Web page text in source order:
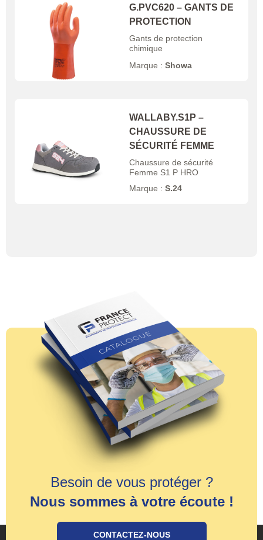
G.PVC620 – GANTS DE
PROTECTION
Gants de protection
chimique
Marque :Showa
WALLABY.S1P –
CHAUSSURE DE
SÉCURITÉ FEMME
Chaussure de sécurité
Femme S1 P HRO
Marque :S.24
Besoin de vous protéger ?
Nous sommes à votre écoute !
CONTACTEZ-NOUS